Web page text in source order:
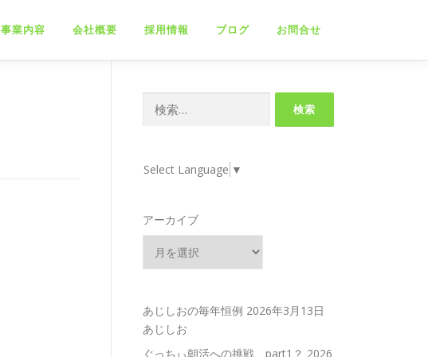
事業内容 会社概要 採用情報 ブログ お問合せ
Select Language ▼
アーカイブ
あじしおの毎年恒例 2026年3月13日
あじしお
ぐっちぃ朝活への挑戦 part1？ 2026